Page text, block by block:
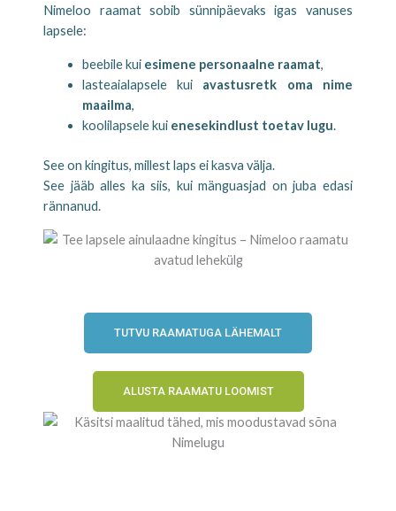
Nimeloo raamat sobib sünnipäevaks igas vanuses
lapsele:
beebile kui esimene personaalne raamat,
lasteaialapsele kui avastusretk oma nime
maailma,
koolilapsele kui enesekindlust toetav lugu.
See on kingitus, millest laps ei kasva välja.
See jääb alles ka siis, kui mänguasjad on juba edasi
rännanud.
TUTVU RAAMATUGA LÄHEMALT
ALUSTA RAAMATU LOOMIST